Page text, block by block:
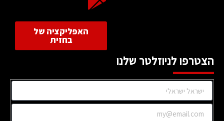
האפליקציה של
בחזית
הצטרפו לניוזלטר שלנו